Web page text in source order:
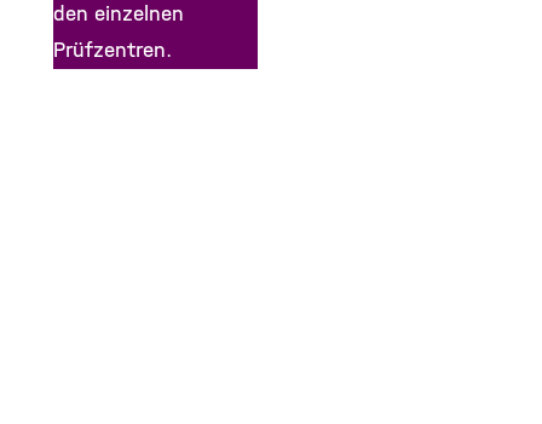
den einzelnen
Prüfzentren.